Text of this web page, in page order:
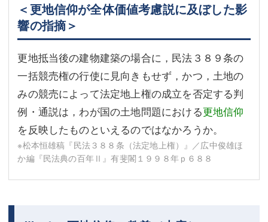
＜更地信仰が全体価値考慮説に及ぼした影
響の指摘＞
更地抵当後の建物建築の場合に，民法３８９条の
一括競売権の行使に見向きもせず，かつ，土地の
みの競売によって法定地上権の成立を否定する判
例・通説は，わが国の土地問題における更地信仰
を反映したものといえるのではなかろうか。
※松本恒雄稿『民法３８８条（法定地上権）』／広中俊雄ほ
か編『民法典の百年Ⅱ』有斐閣１９９８年ｐ６８８